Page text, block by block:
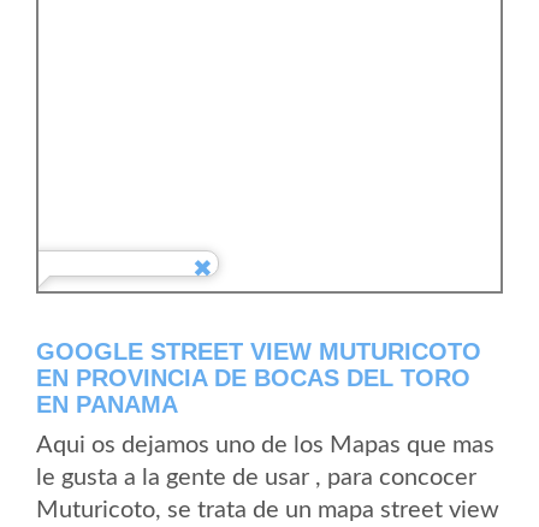
GOOGLE STREET VIEW MUTURICOTO
EN PROVINCIA DE BOCAS DEL TORO
EN PANAMA
Aqui os dejamos uno de los Mapas que mas
le gusta a la gente de usar , para concocer
Muturicoto, se trata de un mapa street view